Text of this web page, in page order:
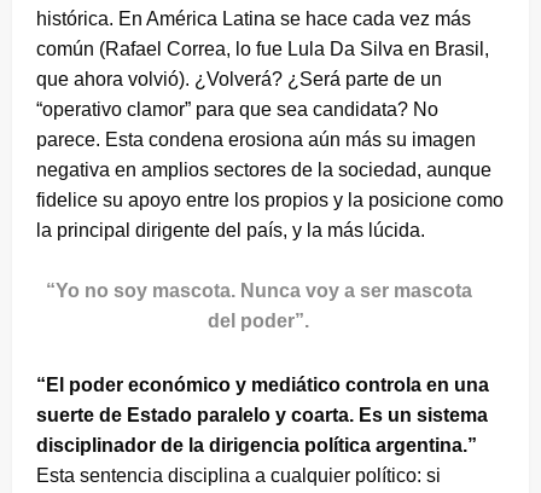
histórica. En América Latina se hace cada vez más
común (Rafael Correa, lo fue Lula Da Silva en Brasil,
que ahora volvió). ¿Volverá? ¿Será parte de un
“operativo clamor” para que sea candidata? No
parece. Esta condena erosiona aún más su imagen
negativa en amplios sectores de la sociedad, aunque
fidelice su apoyo entre los propios y la posicione como
la principal dirigente del país, y la más lúcida.
“Yo no soy mascota. Nunca voy a ser mascota
del poder”.
“El poder económico y mediático controla en una
suerte de Estado paralelo y coarta. Es un sistema
disciplinador de la dirigencia política argentina.”
Esta sentencia disciplina a cualquier político: si